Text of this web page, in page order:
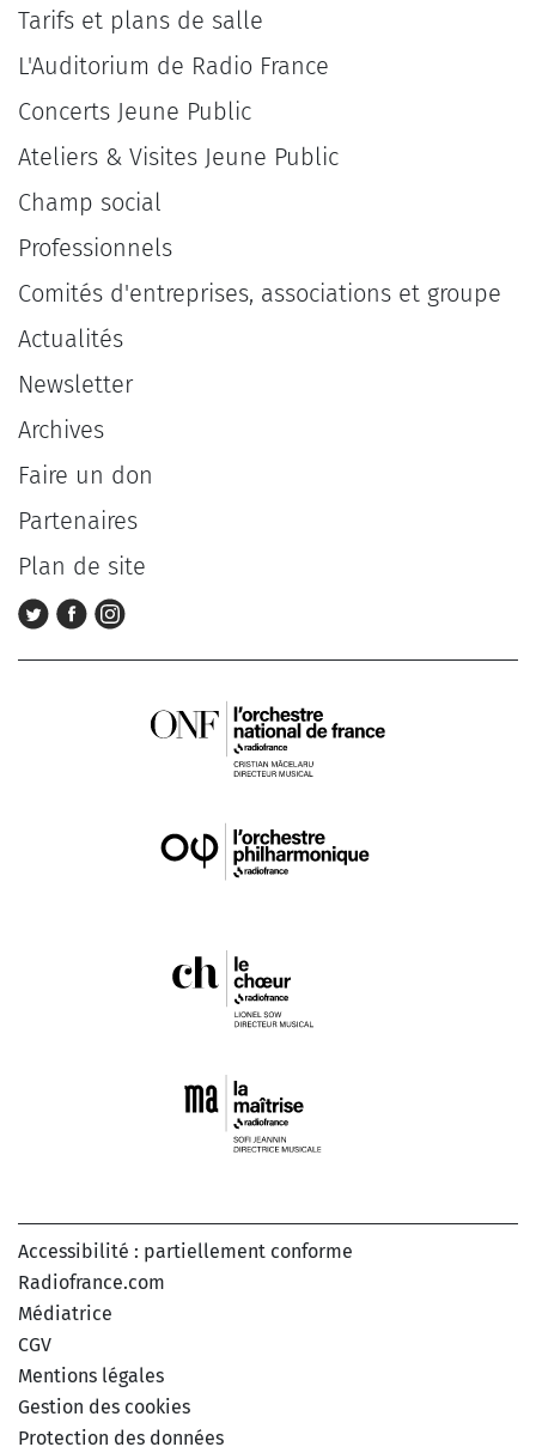
Tarifs et plans de salle
L'Auditorium de Radio France
Concerts Jeune Public
Ateliers & Visites Jeune Public
Champ social
Professionnels
Comités d'entreprises, associations et groupe
Actualités
Newsletter
Archives
Faire un don
Partenaires
Plan de site
Accessibilité : partiellement conforme
Radiofrance.com
Médiatrice
CGV
Mentions légales
Gestion des cookies
Protection des données